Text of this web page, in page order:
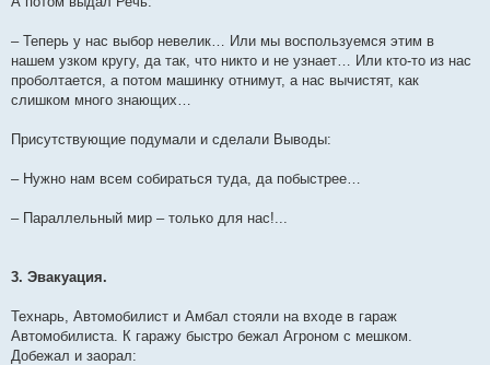
– Теперь у нас выбор невелик… Или мы воспользуемся этим в
нашем узком кругу, да так, что никто и не узнает… Или кто-то из нас
проболтается, а потом машинку отнимут, а нас вычистят, как
слишком много знающих…
Присутствующие подумали и сделали Выводы:
– Нужно нам всем собираться туда, да побыстрее…
– Параллельный мир – только для нас!...
3. Эвакуация.
Технарь, Автомобилист и Амбал стояли на входе в гараж
Автомобилиста. К гаражу быстро бежал Агроном с мешком.
Добежал и заорал: